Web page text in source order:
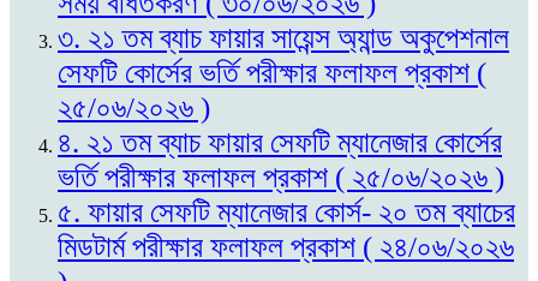
৩. ২১ তম ব্যাচ ফায়ার সায়েন্স অ্যান্ড অকুপেশনাল
সেফটি কোর্সের ভর্তি পরীক্ষার ফলাফল প্রকাশ (
২৫/০৬/২০২৬ )
৪. ২১ তম ব্যাচ ফায়ার সেফটি ম্যানেজার কোর্সের
ভর্তি পরীক্ষার ফলাফল প্রকাশ ( ২৫/০৬/২০২৬ )
৫. ফায়ার সেফটি ম্যানেজার কোর্স- ২০ তম ব্যাচের
মিডটার্ম পরীক্ষার ফলাফল প্রকাশ ( ২৪/০৬/২০২৬